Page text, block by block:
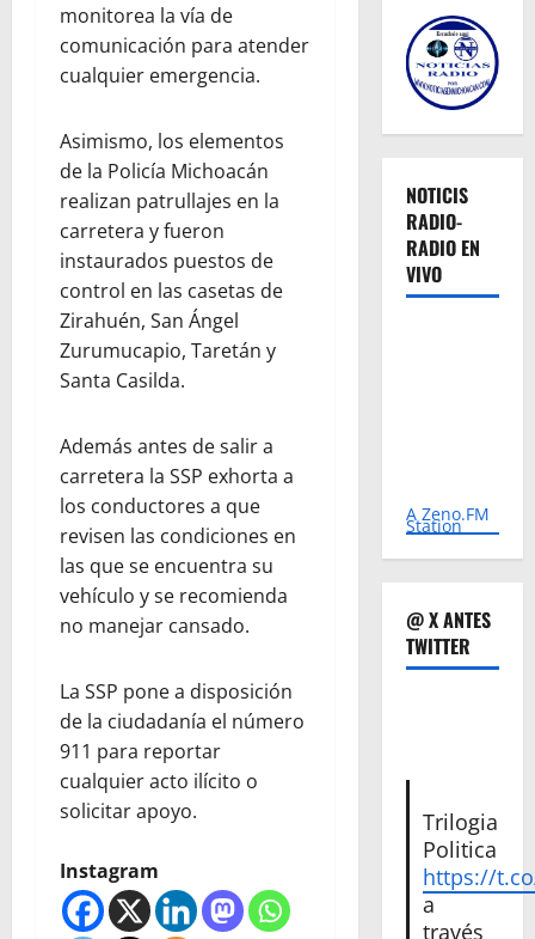
monitorea la vía de
comunicación para atender
cualquier emergencia.
Asimismo, los elementos
de la Policía Michoacán
realizan patrullajes en la
carretera y fueron
instaurados puestos de
control en las casetas de
Zirahuén, San Ángel
Zurumucapio, Taretán y
Santa Casilda.
Además antes de salir a
carretera la SSP exhorta a
los conductores a que
revisen las condiciones en
las que se encuentra su
vehículo y se recomienda
no manejar cansado.
La SSP pone a disposición
de la ciudadanía el número
911 para reportar
cualquier acto ilícito o
solicitar apoyo.
Instagram
NOTICIS
RADIO-
RADIO EN
VIVO
A Zeno.FM
Station
@ X ANTES
TWITTER
Trilogia
Politica
https://
a
través